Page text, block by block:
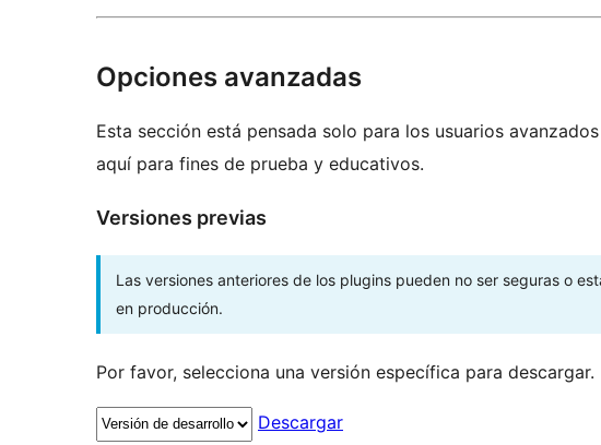
Opciones avanzadas
Esta sección está pensada solo para los usuarios
aquí para fines de prueba y educativos.
Versiones previas
Las versiones anteriores de los plugins pueden no ser seguras o
en producción.
Por favor, selecciona una versión específica para descargar.
Descargar